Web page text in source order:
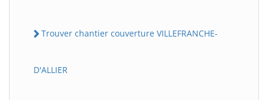
Trouver chantier couverture VILLEFRANCHE-
D'ALLIER